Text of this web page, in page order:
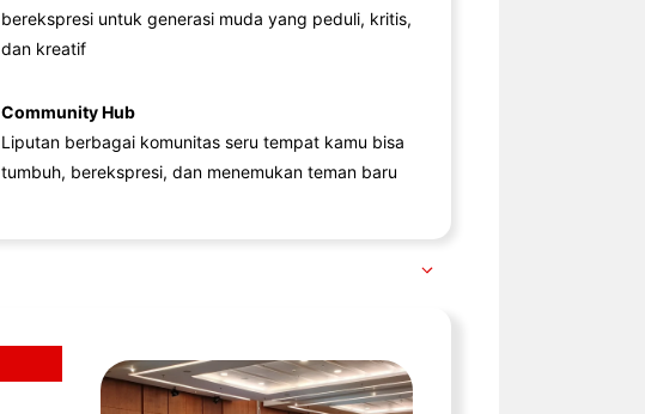
berekspresi untuk generasi muda yang peduli, kritis,
dan kreatif
Community Hub
Liputan berbagai komunitas seru tempat kamu bisa
tumbuh, berekspresi, dan menemukan teman baru